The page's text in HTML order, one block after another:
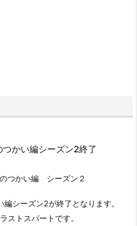
かい編シーズン2終了
シーズン2が終了となります。
ストスパートです。